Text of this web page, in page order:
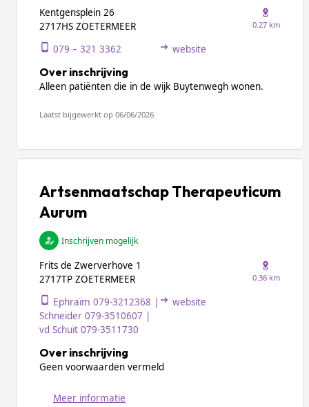
Kentgensplein 26
2717HS ZOETERMEER
0.27 km
079 – 321 3362 website
Over inschrijving
Alleen patiënten die in de wijk Buytenwegh wonen.
Laatst bijgewerkt op 06/06/2026
Artsenmaatschap Therapeuticum
Aurum
Inschrijven mogelijk
Frits de Zwerverhove 1
2717TP ZOETERMEER
0.36 km
Ephraïm 079-3212368 |
Schneider 079-3510607 |
vd Schuit 079-3511730
website
Over inschrijving
Geen voorwaarden vermeld
Meer informatie